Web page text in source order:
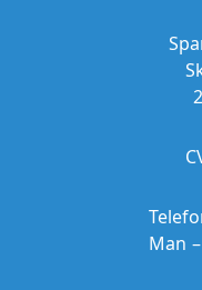
Man